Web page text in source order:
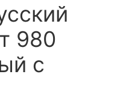
980
с